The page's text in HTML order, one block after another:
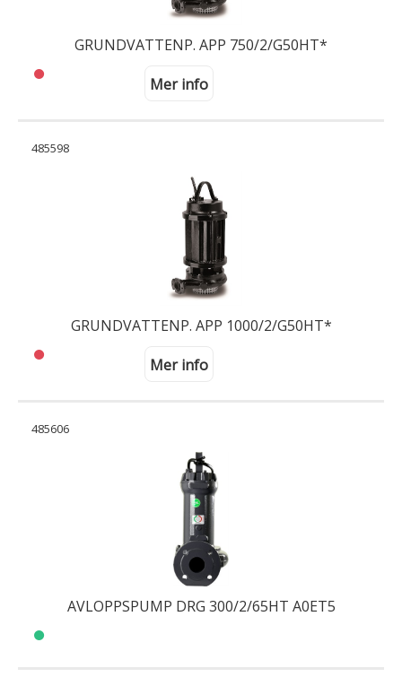
GRUNDVATTENP. APP 750/2/G50HT*
Mer info
485598
GRUNDVATTENP. APP 1000/2/G50HT*
Mer info
485606
AVLOPPSPUMP DRG 300/2/65HT A0ET5